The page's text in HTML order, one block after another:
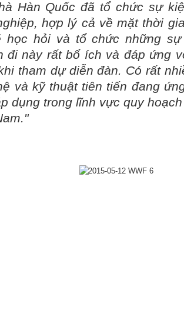
Hàn Quốc đã tổ chức sự
hợp lý cả về mặt thời
học hỏi và tổ chức những
đi này rất bổ ích và đáp ứng
tham dự diễn đàn. Có rất
và kỹ thuật tiên tiến đang
dụng trong lĩnh vực quy